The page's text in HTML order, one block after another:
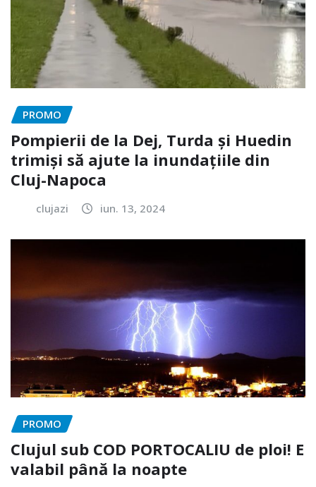
PROMO
Pompierii de la Dej, Turda și Huedin
trimiși să ajute la inundațiile din
Cluj-Napoca
clujazi iun. 13, 2024
PROMO
Clujul sub COD PORTOCALIU de ploi! E
valabil până la noapte